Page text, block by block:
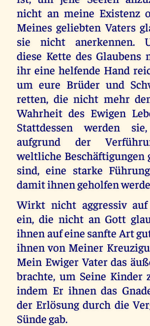
nicht an meine Existenz
Meines geliebten Vaters
sie nicht anerkennen.
diese Kette des Glaubens
ihr eine helfende Hand
um eure Brüder und
retten, die nicht mehr
Wahrheit des Ewigen
Stattdessen werden
aufgrund der
weltliche Beschäftigungen
sind, eine starke
damit ihnen geholfen
Wirkt nicht aggressiv auf
ein, die nicht an Gott
ihnen auf eine sanfte Art
ihnen von Meiner
Mein Ewiger Vater das
brachte, um Seine Kinder
indem Er ihnen das
der Erlösung durch die
Sünde gab.